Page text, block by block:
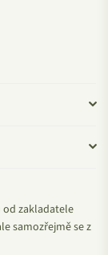
od zakladatele
samozřejmě se z